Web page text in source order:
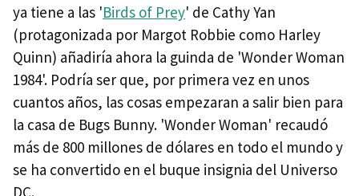
ya tiene a las 'Birds of Prey' de Cathy Yan
(protagonizada por Margot Robbie como Harley
Quinn) añadiría ahora la guinda de 'Wonder Woman
1984'. Podría ser que, por primera vez en unos
cuantos años, las cosas empezaran a salir bien para
la casa de Bugs Bunny. 'Wonder Woman' recaudó
más de 800 millones de dólares en todo el mundo y
se ha convertido en el buque insignia del Universo
DC.